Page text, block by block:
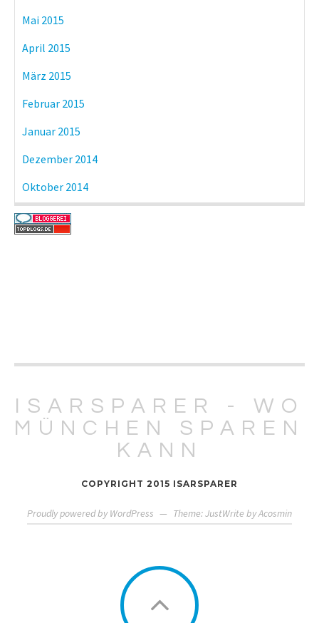
Mai 2015
April 2015
März 2015
Februar 2015
Januar 2015
Dezember 2014
Oktober 2014
ISARSPARER - WO
MÜNCHEN SPAREN
KANN
COPYRIGHT 2015 ISARSPARER
Proudly powered by WordPress — Theme: JustWrite byAcosmin